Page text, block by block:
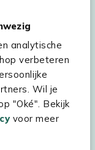
analytische
verbeteren
Wil je
"Oké". Bekijk
voor meer